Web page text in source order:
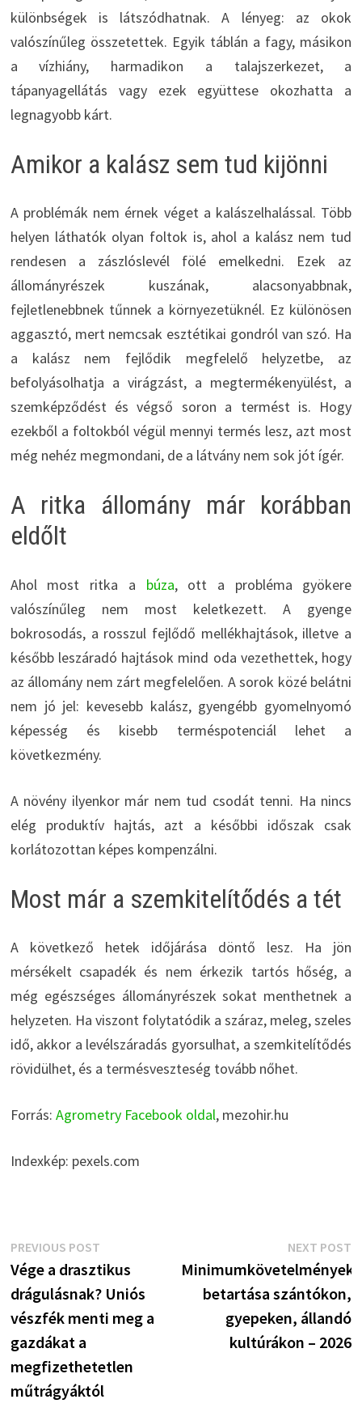
különbségek is látszódhatnak. A lényeg: az okok
valószínűleg összetettek. Egyik táblán a fagy, másikon
a vízhiány, harmadikon a talajszerkezet, a
tápanyagellátás vagy ezek együttese okozhatta a
legnagyobb kárt.
Amikor a kalász sem tud kijönni
A problémák nem érnek véget a kalászelhalással. Több
helyen láthatók olyan foltok is, ahol a kalász nem tud
rendesen a zászlóslevél fölé emelkedni. Ezek az
állományrészek kuszának, alacsonyabbnak,
fejletlenebbnek tűnnek a környezetüknél. Ez különösen
aggasztó, mert nemcsak esztétikai gondról van szó. Ha
a kalász nem fejlődik megfelelő helyzetbe, az
befolyásolhatja a virágzást, a megtermékenyülést, a
szemképződést és végső soron a termést is. Hogy
ezekből a foltokból végül mennyi termés lesz, azt most
még nehéz megmondani, de a látvány nem sok jót ígér.
A ritka állomány már korábban
eldőlt
Ahol most ritka a búza, ott a probléma gyökere
valószínűleg nem most keletkezett. A gyenge
bokrosodás, a rosszul fejlődő mellékhajtások, illetve a
később leszáradó hajtások mind oda vezethettek, hogy
az állomány nem zárt megfelelően. A sorok közé belátni
nem jó jel: kevesebb kalász, gyengébb gyomelnyomó
képesség és kisebb terméspotenciál lehet a
következmény.
A növény ilyenkor már nem tud csodát tenni. Ha nincs
elég produktív hajtás, azt a későbbi időszak csak
korlátozottan képes kompenzálni.
Most már a szemkitelítődés a tét
A következő hetek időjárása döntő lesz. Ha jön
mérsékelt csapadék és nem érkezik tartós hőség, a
még egészséges állományrészek sokat menthetnek a
helyzeten. Ha viszont folytatódik a száraz, meleg, szeles
idő, akkor a levélszáradás gyorsulhat, a szemkitelítődés
rövidülhet, és a termésveszteség tovább nőhet.
Forrás: Agrometry Facebook oldal, mezohir.hu
Indexkép: pexels.com
Bejegyzés
navigáció
PREVIOUS POSTPrevious
post:
Vége a drasztikus
drágulásnak? Uniós
vészfék menti meg a
gazdákat a
megfizethetetlen
műtrágyáktól
NEXT POST
Minimumkövetelmények
betartása szántókon,
gyepeken, állandó
kultúrákon – 2026